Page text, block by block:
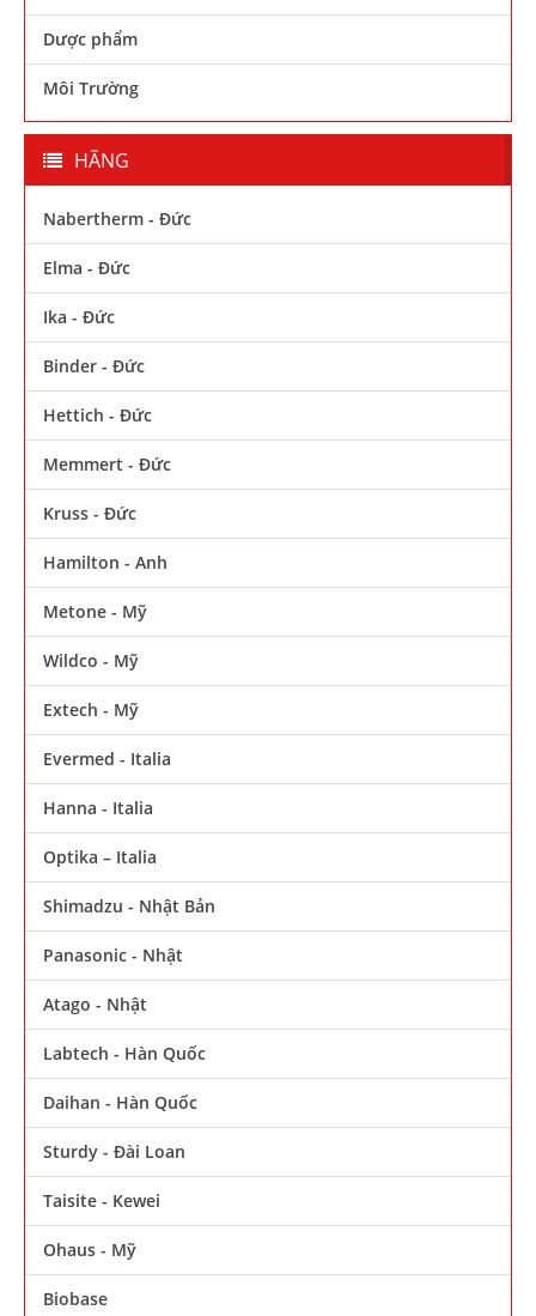
Dược phẩm
Môi Trường
HÃNG
Nabertherm - Đức
Elma - Đức
Ika - Đức
Binder - Đức
Hettich - Đức
Memmert - Đức
Kruss - Đức
Hamilton - Anh
Metone - Mỹ
Wildco - Mỹ
Extech - Mỹ
Evermed - Italia
Hanna - Italia
Optika – Italia
Shimadzu - Nhật Bản
Panasonic - Nhật
Atago - Nhật
Labtech - Hàn Quốc
Daihan - Hàn Quốc
Sturdy - Đài Loan
Taisite - Kewei
Ohaus - Mỹ
Biobase